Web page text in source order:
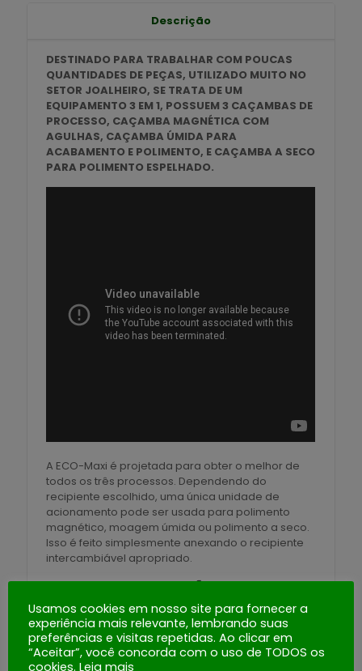
Descrição
DESTINADO PARA TRABALHAR COM POUCAS
QUANTIDADES DE PEÇAS, UTILIZADO MUITO NO
SETOR JOALHEIRO, SE TRATA DE UM
EQUIPAMENTO 3 EM 1, POSSUEM 3 CAÇAMBAS DE
PROCESSO, CAÇAMBA MAGNÉTICA COM
AGULHAS, CAÇAMBA ÚMIDA PARA
ACABAMENTO E POLIMENTO, E CAÇAMBA A SECO
PARA POLIMENTO ESPELHADO.
A ECO-Maxi é projetada para obter o melhor de
todos os três processos. Dependendo do
recipiente escolhido, uma única unidade de
acionamento pode ser usada para polimento
magnético, moagem úmida ou polimento a seco.
Isso é feito simplesmente anexando o recipiente
intercambiável apropriado.
EQUIPAMENTOS PADRÃO
Controle de velocidade via inversor de
frequência.
Fecho de baioneta para remoção de
Usamos cookies em nosso site para fornecer a
experiência mais relevante, lembrando suas
preferências e visitas repetidas. Ao clicar em
“Aceitar”, você concorda com o uso de TODOS os
cookies. Leia mais